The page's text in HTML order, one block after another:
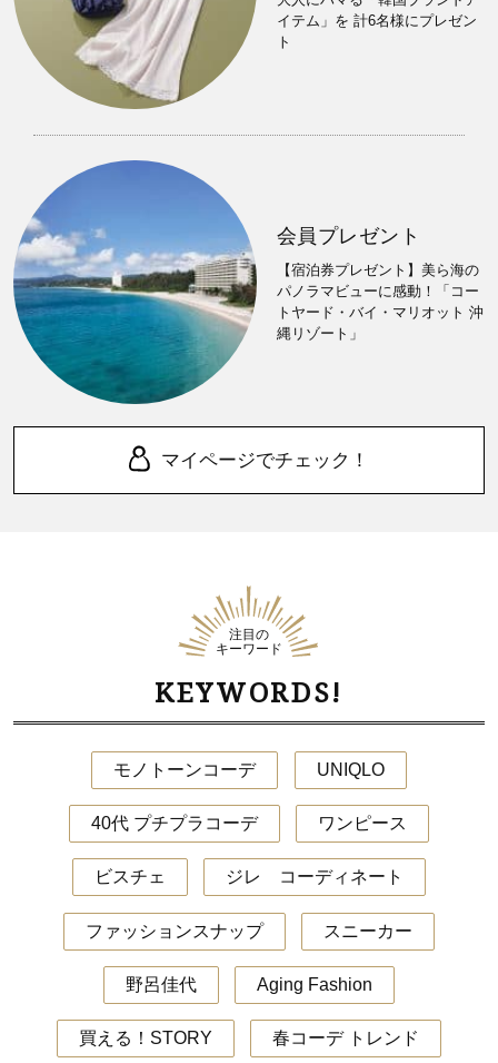
イテム」を 計6名様にプレゼン
ト
会員プレゼント
【宿泊券プレゼント】美ら海の
パノラマビューに感動！「コー
トヤード・バイ・マリオット 沖
縄リゾート」
マイページでチェック！
注目の
キーワード
KEYWORDS!
モノトーンコーデ UNIQLO
40代 プチプラコーデ ワンピース
ビスチェ ジレ コーディネート
ファッションスナップ スニーカー
野呂佳代 Aging Fashion
買える！STORY 春コーデ トレンド